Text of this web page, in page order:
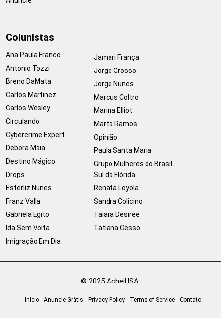
Colunistas
Ana Paula Franco
Antonio Tozzi
Breno DaMata
Carlos Martinez
Carlos Wesley
Circulando
Cybercrime Expert
Debora Maia
Destino Mágico
Drops
Esterliz Nunes
Franz Valla
Gabriela Egito
Ida Sem Volta
Imigração Em Dia
Jamari França
Jorge Grosso
Jorge Nunes
Marcus Coltro
Marina Elliot
Marta Ramos
Opinião
Paula Santa Maria
Grupo Mulheres do Brasil
Sul da Flórida
Renata Loyola
Sandra Colicino
Taiara Desirée
Tatiana Cesso
© 2025 AcheiUSA.
Início Anuncie Grátis Privacy Policy Terms of Service Contato